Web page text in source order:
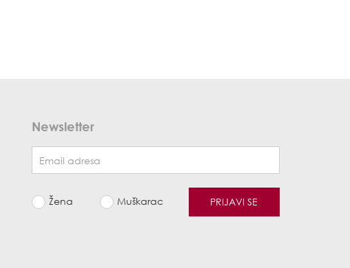
Newsletter
Žena Muškarac PRIJAVI SE